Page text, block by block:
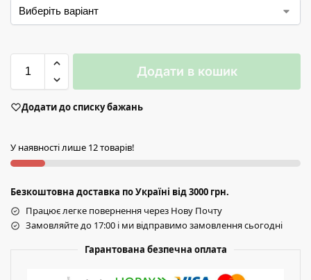
Додати в кошик
Додати до списку бажань
У наявності лише 12 товарів!
Безкоштовна доставка по Україні від 3000 грн.
Працює легке повернення через Нову Почту
Замовляйте до 17:00 і ми відправимо замовлення сьогодні
Гарантована безпечна оплата